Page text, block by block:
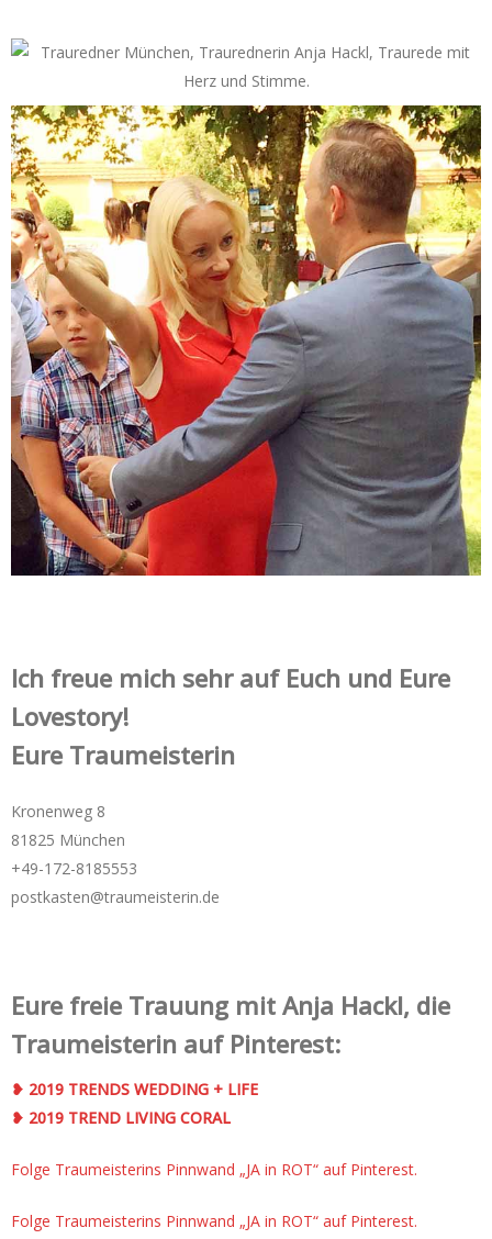
Ich freue mich sehr auf Euch und Eure
Lovestory!
Eure Traumeisterin
Kronenweg 8
81825 München
+49-172-­8185553
postkasten@traumeisterin.de
Eure freie Trauung mit Anja Hackl, die
Traumeisterin auf Pinterest:
❥ 2019 TRENDS WEDDING + LIFE
❥ 2019 TREND LIVING CORAL
Folge Traumeisterins Pinnwand „JA in ROT“ auf Pinterest.
Folge Traumeisterins Pinnwand „JA in ROT“ auf Pinterest.